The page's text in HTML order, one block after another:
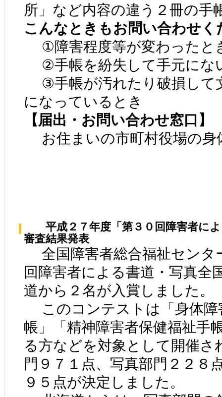
所」など内容の違う２冊の手
こんなときもお問い合わせく
①障害程度等が変わったと
②手帳を紛失して手元にな
③手帳が汚れたり破損して
になっているとき
【届出・お問い合わせ窓口】
お住まいの市町村役場の身
平成２７年度「第３０回障害者によ
審査結果発表
全国障害者総合福祉センタ
回障害者による書道・写真全
道から２名が入賞しました。
このコンテストは「身体障
帳」「精神障害者保健福祉手
る方などを対象として開催さ
門９７１点、写真部門２２８
９５点が決定しました。